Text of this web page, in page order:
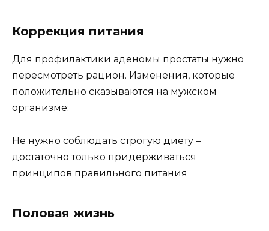
Коррекция питания
Для профилактики аденомы простаты нужно
пересмотреть рацион. Изменения, которые
положительно сказываются на мужском
организме:
Не нужно соблюдать строгую диету –
достаточно только придерживаться
принципов правильного питания
Половая жизнь